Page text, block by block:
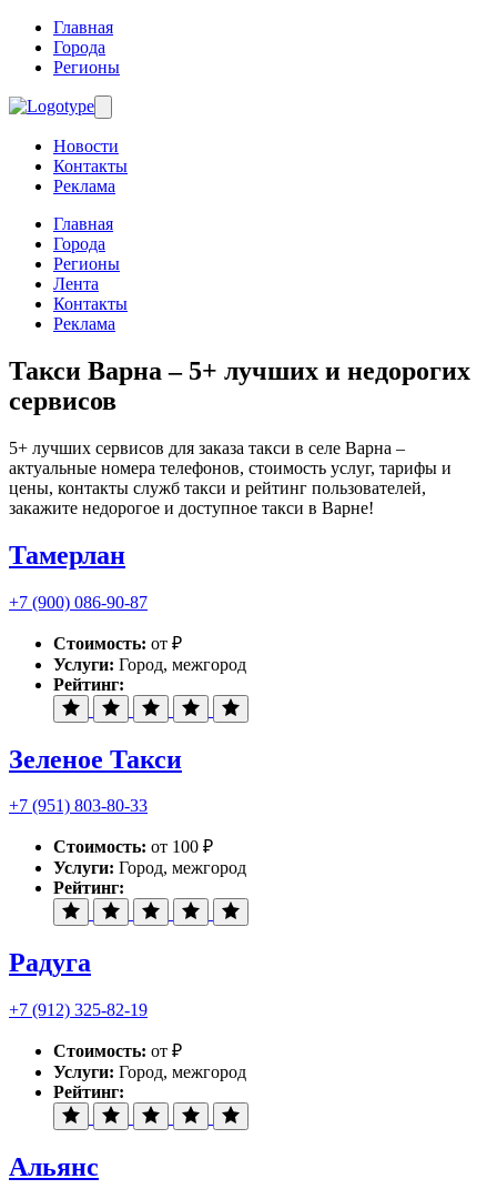
Главная
Города
Регионы
Новости
Контакты
Реклама
Главная
Города
Регионы
Лента
Контакты
Реклама
Такси Варна – 5+ лучших и недорогих
сервисов
5+ лучших сервисов для заказа такси в селе Варна –
актуальные номера телефонов, стоимость услуг, тарифы и
цены, контакты служб такси и рейтинг пользователей,
закажите недорогое и доступное такси в Варне!
Тамерлан
+7 (900) 086-90-87
Стоимость: от ₽
Услуги: Город, межгород
Рейтинг:
Зеленое Такси
+7 (951) 803-80-33
Стоимость: от 100 ₽
Услуги: Город, межгород
Рейтинг:
Радуга
+7 (912) 325-82-19
Стоимость: от ₽
Услуги: Город, межгород
Рейтинг:
Альянс